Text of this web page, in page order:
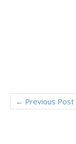
← Previous Post